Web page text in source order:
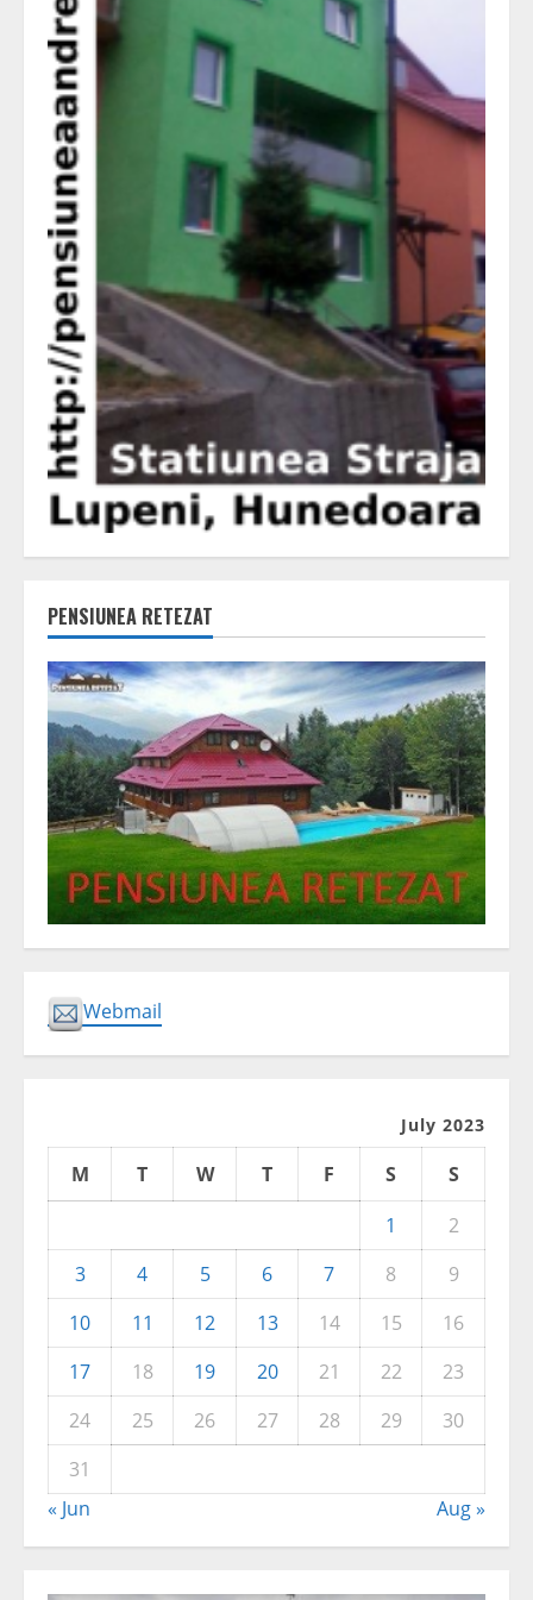
PENSIUNEA RETEZAT
Webmail
July 2023
M T W T F S
S
1
2
3
4 5 6 7 8
9
10
11 12 13 14 15
16
17
18 19 20 21 22
23
24
25 26 27 28 29
30
31
« Jun
Aug »